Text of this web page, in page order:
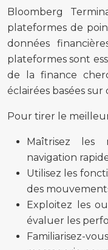
Bloomberg
plateformes de
données
plateformes sont
de la finance
éclairées basées
Pour tirer le
Maîtrisez les
navigation
Utilisez les
des
Exploitez les
évaluer les
Familiarisez-